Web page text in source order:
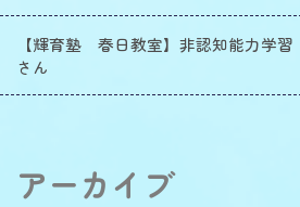
【輝育塾 春日教室】非認知能力学
さん
アーカイブ